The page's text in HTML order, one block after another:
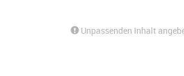
Unpassenden Inhalt